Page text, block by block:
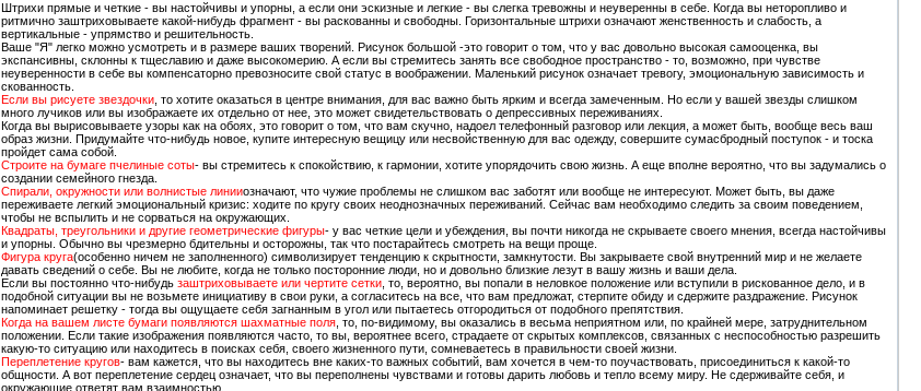
Штрихи прямые и четкие - вы настойчивы и упорны, а если они эскизные и легкие - вы слегка тревожны и неуверенны в себе. Когда вы неторопливо и
ритмично заштриховываете какой-нибудь фрагмент - вы раскованны и свободны. Горизонтальные штрихи означают женственность и слабость, а
вертикальные - упрямство и решительность.
Ваше "Я" легко можно усмотреть и в размере ваших творений. Рисунок большой -это говорит о том, что у вас довольно высокая самооценка, вы
экспансивны, склонны к тщеславию и даже высокомерию. А если вы стремитесь занять все свободное пространство - то, возможно, при чувстве
неуверенности в себе вы компенсаторно превозносите свой статус в воображении. Маленький рисунок означает тревогу, эмоциональную зависимость и
скованность.
Если вы рисуете звездочки , то хотите оказаться в центре внимания, для вас важно быть ярким и всегда замеченным. Но если у вашей звезды слишком
много лучиков или вы изображаете их отдельно от нее, это может свидетельствовать о депрессивных переживаниях.
Когда вы вырисовываете узоры как на обоях, это говорит о том, что вам скучно, надоел телефонный разговор или лекция, а может быть, вообще весь ваш
образ жизни. Придумайте что-нибудь новое, купите интересную вещицу или несвойственную для вас одежду, совершите сумасбродный поступок - и тоска
пройдет сама собой.
Строите на бумаге пчелиные соты- вы стремитесь к спокойствию, к гармонии, хотите упорядочить свою жизнь. А еще вполне вероятно, что вы задумались о
создании семейного гнезда.
Спирали, окружности или волнистые линииозначают, что чужие проблемы не слишком вас заботят или вообще не интересуют. Может быть, вы даже
переживаете легкий эмоциональный кризис: ходите по кругу своих неоднозначных переживаний. Сейчас вам необходимо следить за своим поведением,
чтобы не вспылить и не сорваться на окружающих.
Квадраты, треугольники и другие геометрические фигуры- у вас четкие цели и убеждения, вы почти никогда не скрываете своего мнения, всегда настойчивы
и упорны. Обычно вы чрезмерно бдительны и осторожны, так что постарайтесь смотреть на вещи проще.
Фигура круга(особенно ничем не заполненного) символизирует тенденцию к скрытности, замкнутости. Вы закрываете свой внутренний мир и не желаете
давать сведений о себе. Вы не любите, когда не только посторонние люди, но и довольно близкие лезут в вашу жизнь и ваши дела.
Если вы постоянно что-нибудь заштриховываете или чертите сетки , то, вероятно, вы попали в неловкое положение или вступили в рискованное дело, и в
подобной ситуации вы не возьмете инициативу в свои руки, а согласитесь на все, что вам предложат, стерпите обиду и сдержите раздражение. Рисунок
напоминает решетку - тогда вы ощущаете себя загнанным в угол или пытаетесь отгородиться от подобного препятствия.
Когда на вашем листе бумаги появляются шахматные поля , то, по-видимому, вы оказались в весьма неприятном или, по крайней мере, затруднительном
положении. Если такие изображения появляются часто, то вы, вероятнее всего, страдаете от скрытых комплексов, связанных с неспособностью разрешить
какую-то ситуацию или находитесь в поисках себя, своего жизненного пути, сомневаетесь в правильности своей жизни.
Переплетение кругов- вам кажется, что вы находитесь вне каких-то важных событий, вам хочется в чем-то поучаствовать, присоединиться к какой-то
общности. А вот переплетение сердец означает, что вы переполнены чувствами и готовы дарить любовь и тепло всему миру. Не сдерживайте себя, и
окружающие ответят вам взаимностью.